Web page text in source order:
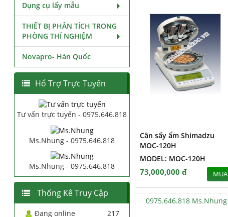
Cân sấy ẩm Shimadzu
MOC-120H
MODEL: MOC-120H
73,000,000 đ MUA
0975.646.818 Ms.Nhung
Dụng cụ lấy mẫu
THIẾT BỊ PHÂN TÍCH TRONG
PHÒNG THÍ NGHIỆM
Novapro- Hàn Quốc
Hổ Trợ Trực Tuyến
Tư vấn trực tuyến - 0975.646.818
Ms.Nhung - 0975.646.818
Ms.Nhung - 0975.646.818
Thống Kê Truy Cập
Đang online 217